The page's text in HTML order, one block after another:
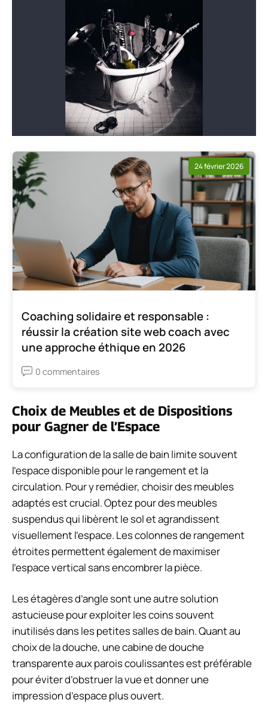
24 février 2026
Coaching solidaire et responsable :
réussir la création site web coach avec
une approche éthique en 2026
0 commentaires
Choix de Meubles et de Dispositions
pour Gagner de l’Espace
La configuration de la salle de bain limite souvent
l’espace disponible pour le rangement et la
circulation. Pour y remédier, choisir des meubles
adaptés est crucial. Optez pour des meubles
suspendus qui libèrent le sol et agrandissent
visuellement l’espace. Les colonnes de rangement
étroites permettent également de maximiser
l’espace vertical sans encombrer la pièce.
Les étagères d’angle sont une autre solution
astucieuse pour exploiter les coins souvent
inutilisés dans les petites salles de bain. Quant au
choix de la douche, une cabine de douche
transparente aux parois coulissantes est préférable
pour éviter d’obstruer la vue et donner une
impression d’espace plus ouvert.